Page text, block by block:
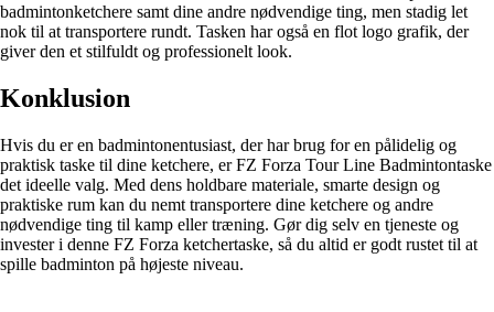
badmintonketchere samt dine andre nødvendige ting, men stadig let
nok til at transportere rundt. Tasken har også en flot logo grafik, der
giver den et stilfuldt og professionelt look.
Konklusion
Hvis du er en badmintonentusiast, der har brug for en pålidelig og
praktisk taske til dine ketchere, er FZ Forza Tour Line Badmintontaske
det ideelle valg. Med dens holdbare materiale, smarte design og
praktiske rum kan du nemt transportere dine ketchere og andre
nødvendige ting til kamp eller træning. Gør dig selv en tjeneste og
invester i denne FZ Forza ketchertaske, så du altid er godt rustet til at
spille badminton på højeste niveau.